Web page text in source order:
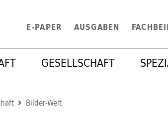
E-PAPER AUSGABEN
GESELLSCHAFT
Bilder-Welt